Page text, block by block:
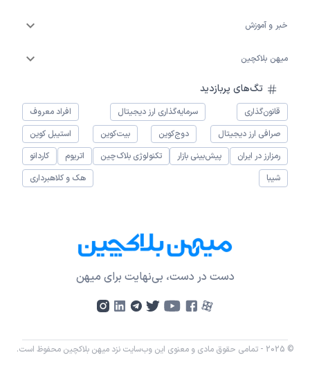
خبر و آموزش
میهن بلاکچین
تگ‌های پربازدید
قانون‌گذاری سرمایه‌گذاری ارز دیجیتال
افراد معروف
صرافی ارز دیجیتال
دوج‌کوین بیت‌کوین
استیبل کوین
رمزارز در ایران
پیش‌بینی بازار تکنولوژی بلاک‌چین اتریوم
کاردانو
شیبا
هک و کلاهبرداری
دست در دست، بی‌نهایت برای میهن
© 2025 - تمامی حقوق مادی و معنوی این وب‌سایت نزد میهن بلاکچین محفوظ است.